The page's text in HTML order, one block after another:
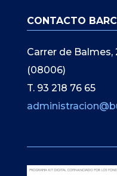
CONTACTO
Carrer de Balmes,
(08006)
T. 93 218 76 65